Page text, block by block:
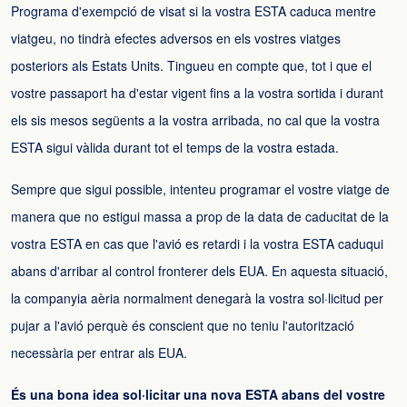
Programa d'exempció de visat si la vostra ESTA caduca mentre
viatgeu, no tindrà efectes adversos en els vostres viatges
posteriors als Estats Units. Tingueu en compte que, tot i que el
vostre passaport ha d'estar vigent fins a la vostra sortida i durant
els sis mesos següents a la vostra arribada, no cal que la vostra
ESTA sigui vàlida durant tot el temps de la vostra estada.
Sempre que sigui possible, intenteu programar el vostre viatge de
manera que no estigui massa a prop de la data de caducitat de la
vostra ESTA en cas que l'avió es retardi i la vostra ESTA caduqui
abans d'arribar al control fronterer dels EUA. En aquesta situació,
la companyia aèria normalment denegarà la vostra sol·licitud per
pujar a l'avió perquè és conscient que no teniu l'autorització
necessària per entrar als EUA.
És una bona idea sol·licitar una nova ESTA abans del vostre